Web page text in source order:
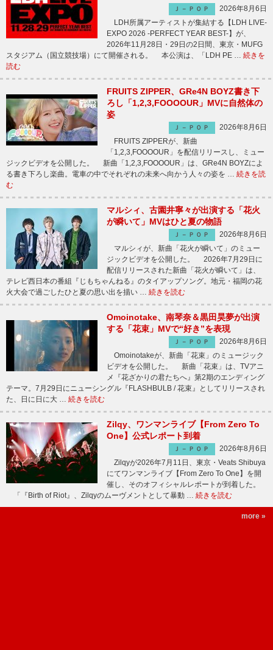
Ｊ－ＰＯＰ
2026年8月6日
LDH所属アーティストが集結する【LDH LIVE-
EXPO 2026 -PERFECT YEAR BEST-】が、
2026年11月28日・29日の2日間、東京・MUFG
スタジアム（国立競技場）にて開催される。 本公演は、「LDH PE … 続きを
読む
FRUITS ZIPPER、GRe4N BOYZ書き下
ろし「1,2,3,FOOOOUR」MVに自然体の
姿
Ｊ－ＰＯＰ
2026年8月6日
FRUITS ZIPPERが、新曲
「1,2,3,FOOOOUR」を配信リリースし、ミュー
ジックビデオを公開した。 新曲「1,2,3,FOOOOUR」は、GRe4N BOYZによ
る書き下ろし楽曲。電車の中でそれぞれの未来へ向かう人々の姿を … 続きを読
む
マルシィ、古園井寧々が出演する「花火
が瞬いて」MVはひと夏の物語
Ｊ－ＰＯＰ
2026年8月6日
マルシィが、新曲「花火が瞬いて」のミュー
ジックビデオを公開した。 2026年7月29日に
配信リリースされた新曲「花火が瞬いて」は、
テレビ西日本の番組『じもちゃんねる』のタイアップソング。地元・福岡の花
火大会で過ごしたひと夏の思い出を描い … 続きを読む
Omoinotake、南琴奈＆黒田昊夢が出演
する「花束」MVで“好き”を表現
Ｊ－ＰＯＰ
2026年8月6日
Omoinotakeが、新曲「花束」のミュージック
ビデオを公開した。 新曲「花束」は、TVアニ
メ『花ざかりの君たちへ』第2期のエンディング
テーマ。7月29日にニューシングル『FLASHBULB / 花束』としてリリースされ
た、日に日に大 … 続きを読む
Zilqy、ワンマンライブ【From Zero To
One】公式レポート到着
Ｊ－ＰＯＰ
2026年8月6日
Zilqyが2026年7月11日、東京・Veats Shibuya
にてワンマンライブ【From Zero To One】を開
催し、そのオフィシャルレポートが到着した。
「『Birth of Riot』、Zilqyのムーヴメントとして暴動 … 続きを読む
more »